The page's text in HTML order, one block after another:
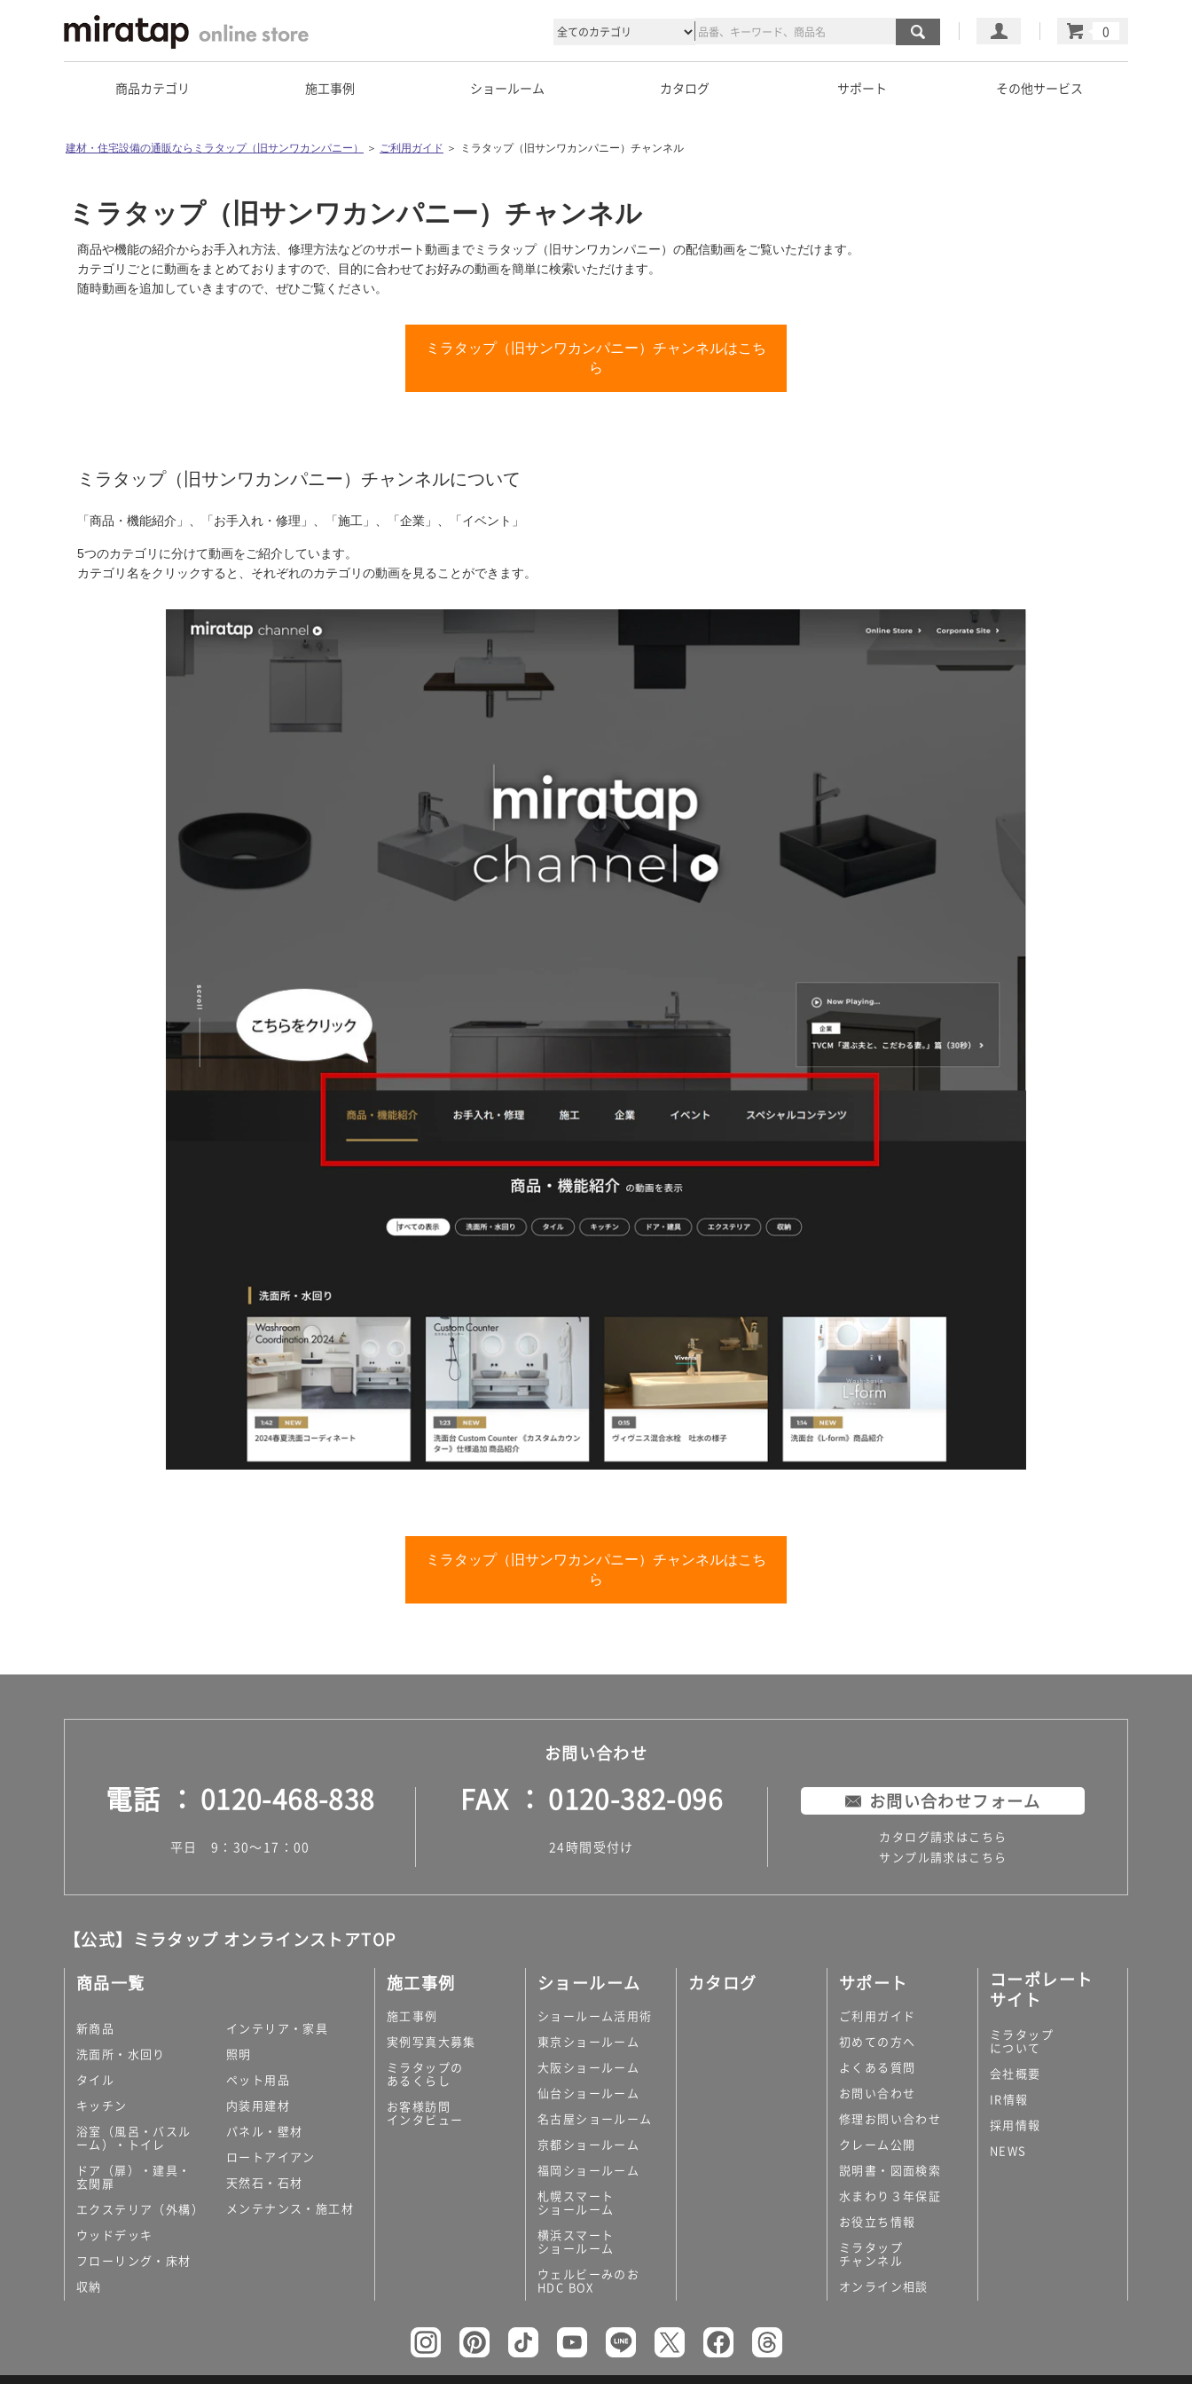
マイページ
カート
商品カテゴリ 施工事例 ショールーム カタログ サポート その他サービス
建材・住宅設備の通販ならミラタップ（旧サンワカンパニー） ＞ ご利用ガイド ＞ ミラタップ（旧サンワカンパニー）チャンネル
ミラタップ（旧サンワカンパニー）チャンネル
商品や機能の紹介からお手入れ方法、修理方法などのサポート動画までミラタップ（旧サンワカンパニー）の配信動画をご覧いただけます。
カテゴリごとに動画をまとめておりますので、目的に合わせてお好みの動画を簡単に検索いただけます。
随時動画を追加していきますので、ぜひご覧ください。
ミラタップ（旧サンワカンパニー）チャンネルはこち
ら
ミラタップ（旧サンワカンパニー）チャンネルについて
「商品・機能紹介」、「お手入れ・修理」、「施工」、「企業」、「イベント」
5つのカテゴリに分けて動画をご紹介しています。
カテゴリ名をクリックすると、それぞれのカテゴリの動画を見ることができます。
ミラタップ（旧サンワカンパニー）チャンネルはこち
ら
お問い合わせ
電話 0120-468-838
平日 9：30～17：00
FAX 0120-382-096
24時間受付け
お問い合わせフォーム
カタログ請求はこちら
サンプル請求はこちら
【公式】ミラタップ オンラインストアTOP
商品一覧
新商品
洗面所・水回り
タイル
キッチン
浴室（風呂・バスル
ーム）・トイレ
ドア（扉）・建具・
玄関扉
エクステリア（外構）
ウッドデッキ
フローリング・床材
収納
インテリア・家具
照明
ペット用品
内装用建材
パネル・壁材
ロートアイアン
天然石・石材
メンテナンス・施工材
施工事例
施工事例
実例写真大募集
ミラタップの
あるくらし
お客様訪問
インタビュー
ショールーム
ショールーム活用術
東京ショールーム
大阪ショールーム
仙台ショールーム
名古屋ショールーム
京都ショールーム
福岡ショールーム
札幌スマート
ショールーム
横浜スマート
ショールーム
ウェルビーみのお
HDC BOX
カタログ サポート
ご利用ガイド
初めての方へ
よくある質問
お問い合わせ
修理お問い合わせ
クレーム公開
説明書・図面検索
水まわり３年保証
お役立ち情報
ミラタップ
チャンネル
オンライン相談
コーポレート
サイト
ミラタップ
について
会社概要
IR情報
採用情報
NEWS